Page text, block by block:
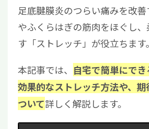
足底腱膜炎のつらい痛みを改
やふくらはぎの筋肉をほぐし
す「ストレッチ」が役立ちます。
本記事では、 自宅で簡単にで
効果的なストレッチ方法や、
ついて詳しく解説します。